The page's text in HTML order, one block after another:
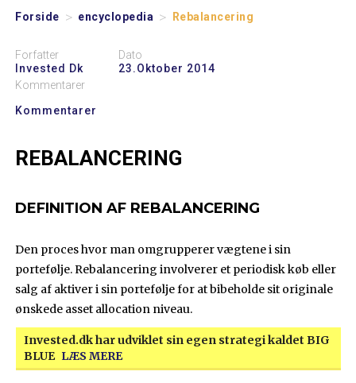
Forside > encyclopedia > Rebalancering
Forfatter
Invested Dk
Dato
23.oktober 2014
Kommentarer
Kommentarer
REBALANCERING
DEFINITION AF REBALANCERING
Den proces hvor man omgrupperer vægtene i sin
portefølje. Rebalancering involverer et periodisk køb eller
salg af aktiver i sin portefølje for at bibeholde sit originale
ønskede asset allocation niveau.
Invested.dk har udviklet sin egen strategi kaldet BIG
BLUE LÆS MERE